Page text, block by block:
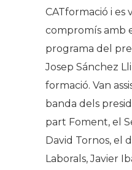
CATformació i es
compromís amb
programa del
Josep Sánchez
formació. Van
banda dels
part Foment, el
David Tornos, el
Laborals, Javier